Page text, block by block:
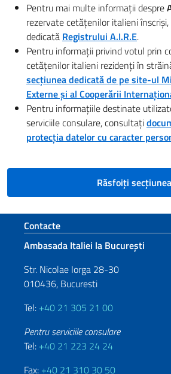
Pentru mai multe informații despre
rezervate cetățenilor italieni
dedicată Registrului A.I.R.E.
Pentru informații privind votul prin
cetățenilor italieni rezidenți în
secțiunea dedicată de pe site-ul
Externe și al Cooperării
Pentru informațiile destinate
serviciile consulare, consultați
protecția datelor cu caracter
Răsfoiți secțiunea
Footer section
Contacte
Ambasada Italiei la București
Str. Nicolae Iorga 28-30
010436, Bucuresti
Tel: +40 21 305 21 00
Pentru serviciile consulare
Tel: +40 21 223 24 24
Fax: +40 21 310 30 50